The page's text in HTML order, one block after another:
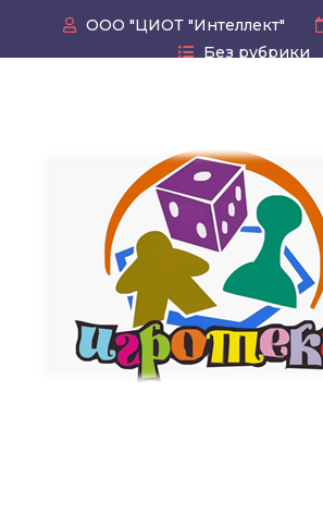
ООО "ЦИОТ "Интеллект"
Без рубрики